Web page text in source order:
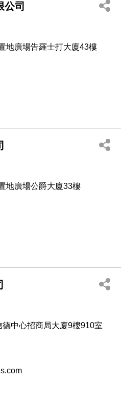
公司
地廣場告羅士打大廈43樓
地廣場公爵大廈33樓
中心招商局大廈9樓910室